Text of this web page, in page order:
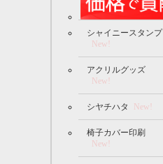
シャイニースタンプ
New!
アクリルグッズ
New!
シヤチハタ New!
椅子カバー印刷
New!